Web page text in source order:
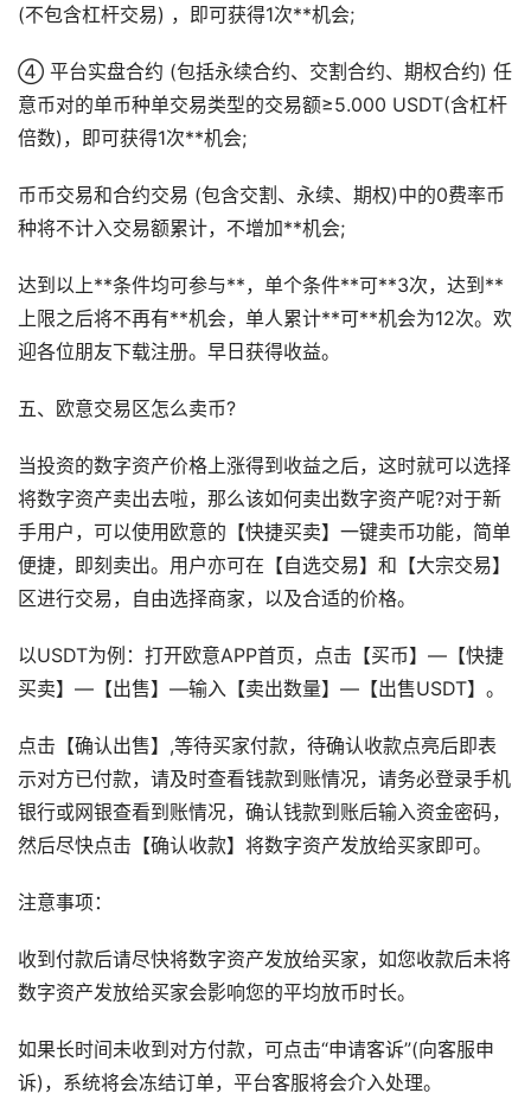
(不包含杠杆交易) ，即可获得1次**机会;
④ 平台实盘合约 (包括永续合约、交割合约、期权合约) 任
意币对的单币种单交易类型的交易额≥5.000 USDT(含杠杆
倍数)，即可获得1次**机会;
币币交易和合约交易 (包含交割、永续、期权)中的0费率币
种将不计入交易额累计，不增加**机会;
达到以上**条件均可参与**，单个条件**可**3次，达到**
上限之后将不再有**机会，单人累计**可**机会为12次。欢
迎各位朋友下载注册。早日获得收益。
五、欧意交易区怎么卖币?
当投资的数字资产价格上涨得到收益之后，这时就可以选择
将数字资产卖出去啦，那么该如何卖出数字资产呢?对于新
手用户，可以使用欧意的【快捷买卖】一键卖币功能，简单
便捷，即刻卖出。用户亦可在【自选交易】和【大宗交易】
区进行交易，自由选择商家，以及合适的价格。
以USDT为例：打开欧意APP首页，点击【买币】—【快捷
买卖】—【出售】—输入【卖出数量】—【出售USDT】。
点击【确认出售】,等待买家付款，待确认收款点亮后即表
示对方已付款，请及时查看钱款到账情况，请务必登录手机
银行或网银查看到账情况，确认钱款到账后输入资金密码，
然后尽快点击【确认收款】将数字资产发放给买家即可。
注意事项：
收到付款后请尽快将数字资产发放给买家，如您收款后未将
数字资产发放给买家会影响您的平均放币时长。
如果长时间未收到对方付款，可点击“申请客诉”(向客服申
诉)，系统将会冻结订单，平台客服将会介入处理。